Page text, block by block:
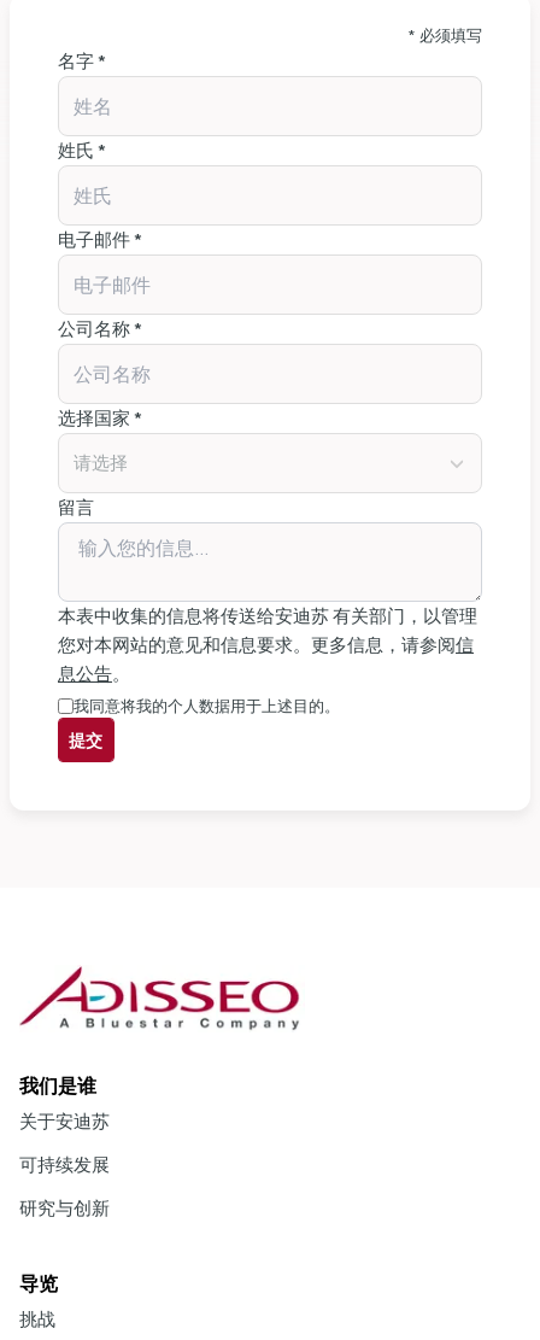
* 必须填写
名字 *
姓氏 *
电子邮件 *
公司名称 *
选择国家 *
请选择
留言
本表中收集的信息将传送给安迪苏 有关部门，以管理
您对本网站的意见和信息要求。更多信息，请参阅信
息公告。
我同意将我的个人数据用于上述目的。
提交
我们是谁
关于安迪苏
可持续发展
研究与创新
导览
挑战